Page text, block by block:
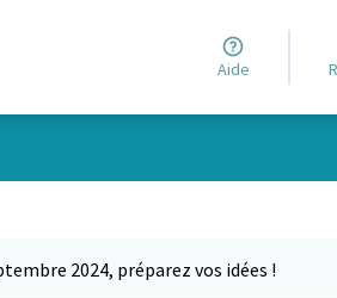
Aide
2024, préparez vos idées !